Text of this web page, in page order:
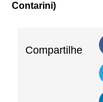
Contarini)
Compartilhe